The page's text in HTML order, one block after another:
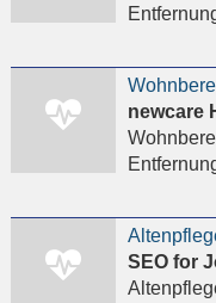
newcare
SEO for